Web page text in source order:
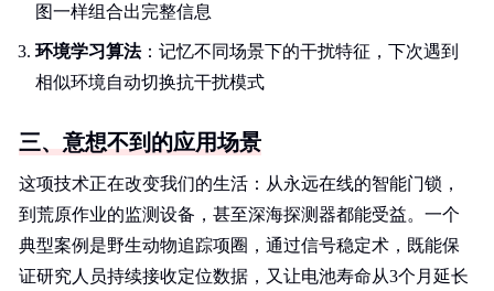
图一样组合出完整信息
环境学习算法：记忆不同场景下的干扰特征，下次遇到
相似环境自动切换抗干扰模式
三、意想不到的应用场景
这项技术正在改变我们的生活：从永远在线的智能门锁，
到荒原作业的监测设备，甚至深海探测器都能受益。一个
典型案例是野生动物追踪项圈，通过信号稳定术，既能保
证研究人员持续接收定位数据，又让电池寿命从3个月延长